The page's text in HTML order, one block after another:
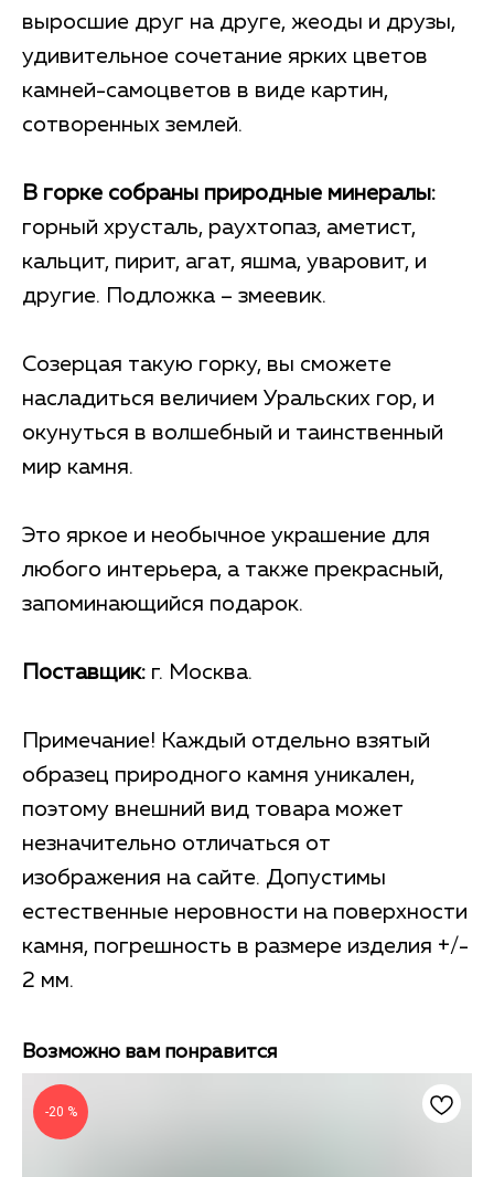
выросшие друг на друге, жеоды и друзы,
удивительное сочетание ярких цветов
камней-самоцветов в виде картин,
сотворенных землей.
В горке собраны природные минералы:
горный хрусталь, раухтопаз, аметист,
кальцит, пирит, агат, яшма, уваровит, и
другие. Подложка – змеевик.
Созерцая такую горку, вы сможете
насладиться величием Уральских гор, и
окунуться в волшебный и таинственный
мир камня.
Это яркое и необычное украшение для
любого интерьера, а также прекрасный,
запоминающийся подарок.
Поставщик: г. Москва.
Примечание! Каждый отдельно взятый
образец природного камня уникален,
поэтому внешний вид товара может
незначительно отличаться от
изображения на сайте. Допустимы
естественные неровности на поверхности
камня, погрешность в размере изделия +/-
2 мм.
Возможно вам понравится
-20 %